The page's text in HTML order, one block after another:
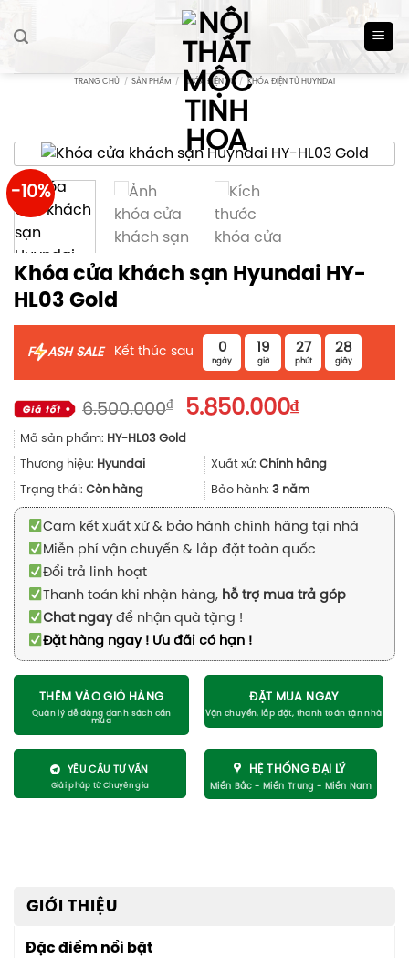
TRANG CHỦ / SẢN PHẨM / KHÓA ĐIỆN TỬ / KHÓA ĐIỆN TỬ HUYNDAI
-10%
Khóa cửa khách sạn Hyundai HY-
HL03 Gold
F ASH SALE Kết thúc sau 0
ngày
19
giờ
27
phút
27
giây
6.500.000₫
Giá
gốc
là:
6.500.000₫.
5.850.000₫Giá
là:
Mã sản phẩm: HY-HL03 Gold
Thương hiệu: Hyundai Xuất xứ: Chính hãng
Trạng thái: Còn hàng Bảo hành: 3 năm
Cam kết xuất xứ & bảo hành chính hãng tại nhà
Miễn phí vận chuyển & lắp đặt toàn quốc
Đổi trả linh hoạt
Thanh toán khi nhận hàng, hỗ trợ mua trả góp
Chat ngayđể nhận quà tặng !
Đặt hàng ngay ! Ưu đãi có hạn !
THÊM VÀO GIỎ HÀNG ĐẶT MUA NGAY
YÊU CẦU TƯ VẤN HỆ THỐNG ĐẠI LÝ
GIỚI THIỆU
Đặc điểm nổi bật